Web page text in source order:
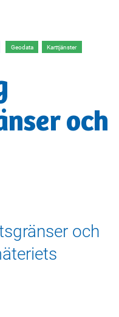
Geodata Karttjänster
och
och